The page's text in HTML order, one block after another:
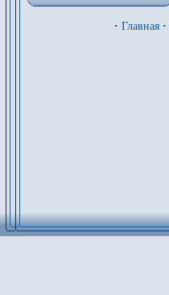
· Главная ·